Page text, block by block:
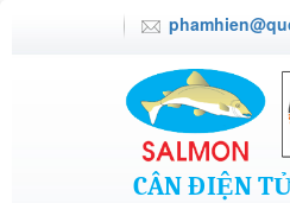
CÂN ĐIỆN